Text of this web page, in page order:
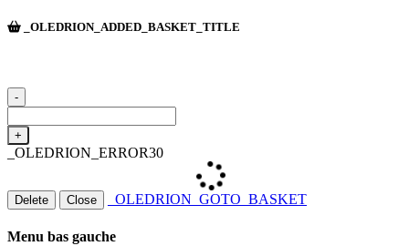
_OLEDRION_ADDED_BASKET_TITLE
-
+
_OLEDRION_ERROR30
Delete Close _OLEDRION_GOTO_BASKET
Menu bas gauche